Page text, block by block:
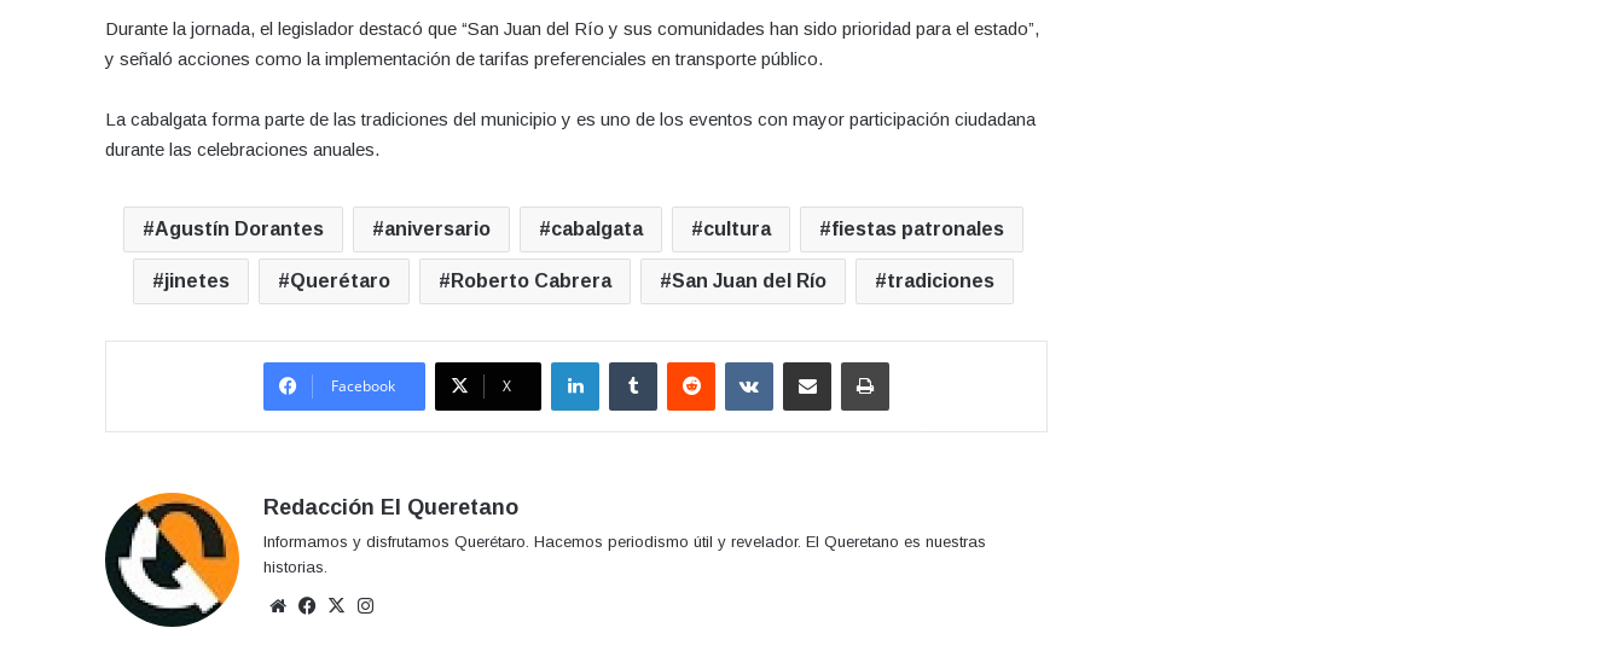
Durante la jornada, el legislador destacó que “San Juan del Río y sus comunidades han sido prioridad para el estado”,
y señaló acciones como la implementación de tarifas preferenciales en transporte público.
La cabalgata forma parte de las tradiciones del municipio y es uno de los eventos con mayor participación ciudadana
durante las celebraciones anuales.
Agustín Dorantes aniversario cabalgata cultura fiestas patronales
jinetes Querétaro Roberto Cabrera San Juan del Río tradiciones
Facebook X
LinkedInTumblr Reddit VKontakteCompartir por correo electrónicoImprimir
Redacción El Queretano
Informamos y disfrutamos Querétaro. Hacemos periodismo útil y revelador. El Queretano es nuestras
historias.
Sitio
Facebook
X